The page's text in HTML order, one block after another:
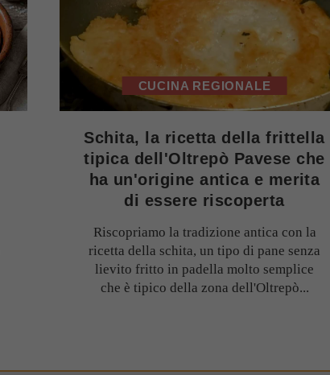
CUCINA REGIONALE
Schita, la ricetta della frittella
tipica dell'Oltrepò Pavese che
ha un'origine antica e merita
di essere riscoperta
Riscopriamo la tradizione antica con la
ricetta della schita, un tipo di pane senza
lievito fritto in padella molto semplice
che è tipico della zona dell'Oltrepò...